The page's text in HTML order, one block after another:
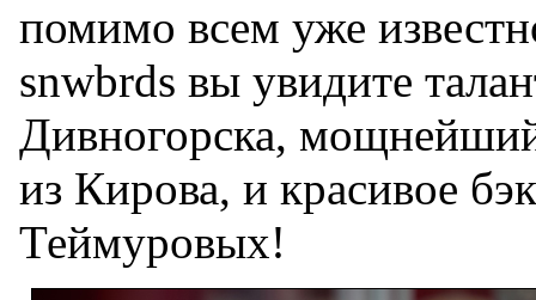
помимо всем уже
snwbrds вы увидите
Дивногорска,
из Кирова, и красивое
Теймуровых!